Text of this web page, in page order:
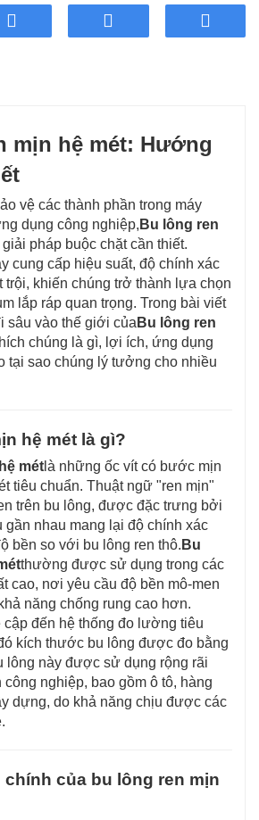
định cao và độ bền lâu dài.
khách hàng.
và sau bán hàng chuyên
bạn đến hỏi bất cứ lúc nào.
hẹn.
mịn hệ mét: Hướng
vệ các thành phần trong máy
dụng công nghiệp, Bu lông ren
giải pháp buộc chặt cần thiết.
cung cấp hiệu suất, độ chính xác
khiến chúng trở thành lựa chọn
lắp ráp quan trọng. Trong bài viết
sâu vào thế giới của Bu lông ren
chúng là gì, lợi ích, ứng dụng
tại sao chúng lý tưởng cho nhiều
hệ mét là gì?
mét là những ốc vít có bước mịn
tiêu chuẩn. Thuật ngữ "ren mịn"
trên bu lông, được đặc trưng bởi
gần nhau mang lại độ chính xác
bền so với bu lông ren thô. Bu
thường được sử dụng trong các
cao, nơi yêu cầu độ bền mô-men
năng chống rung cao hơn.
cập đến hệ thống đo lường tiêu
kích thước bu lông được đo bằng
lông này được sử dụng rộng rãi
nghiệp, bao gồm ô tô, hàng
dựng, do khả năng chịu được các
chính của bu lông ren mịn